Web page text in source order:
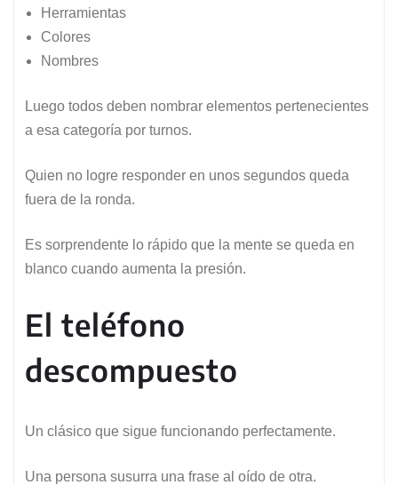
Herramientas
Colores
Nombres
Luego todos deben nombrar elementos pertenecientes
a esa categoría por turnos.
Quien no logre responder en unos segundos queda
fuera de la ronda.
Es sorprendente lo rápido que la mente se queda en
blanco cuando aumenta la presión.
El teléfono
descompuesto
Un clásico que sigue funcionando perfectamente.
Una persona susurra una frase al oído de otra.